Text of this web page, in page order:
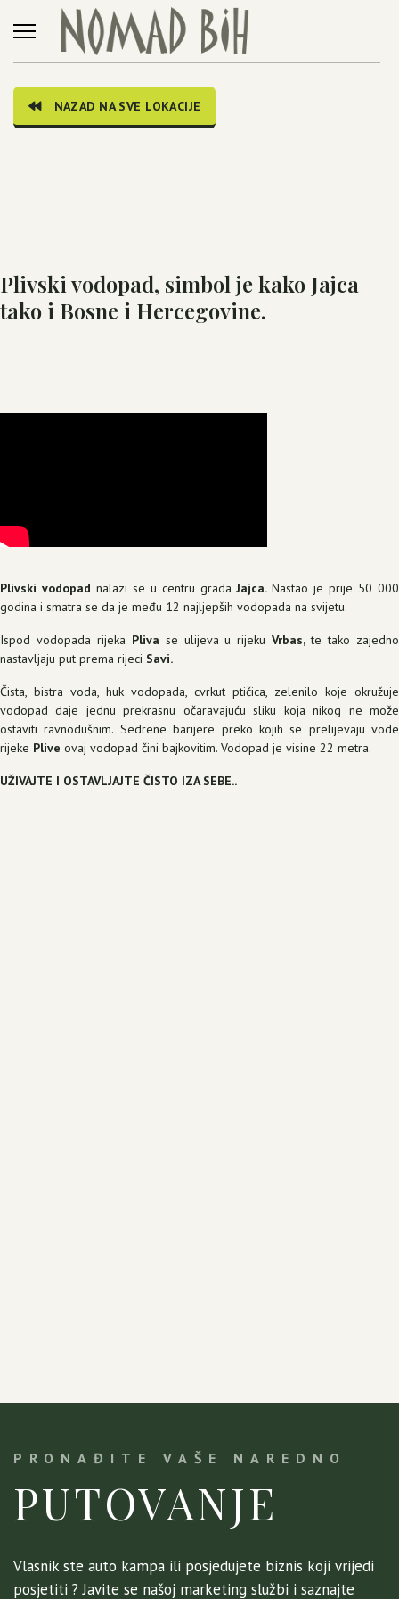
NAZAD NA SVE LOKACIJE
Plivski vodopad, simbol je kako Jajca
tako i Bosne i Hercegovine.
Plivski vodopad nalazi se u centru gradaJajca.Nastao je prije 50 000
godina i smatra se da je među 12 najljepših vodopada na svijetu.
Ispod vodopada rijeka Pliva se ulijeva u rijekuVrbas,te tako zajedno
nastavljaju put prema rijeci Savi.
Čista, bistra voda, huk vodopada, cvrkut ptičica, zelenilo koje okružuje
vodopad daje jednu prekrasnu očaravajuću sliku koja nikog ne može
ostaviti ravnodušnim. Sedrene barijere preko kojih se prelijevaju vode
rijeke Plive ovaj vodopad čini bajkovitim. Vodopad je visine 22 metra.
UŽIVAJTE I OSTAVLJAJTE ČISTO IZA SEBE..
PRONAĐITE VAŠE NAREDNO
PUTOVANJE
Vlasnik ste auto kampa ili posjedujete biznis koji vrijedi
posjetiti ? Javite se našoj marketing službi i saznajte